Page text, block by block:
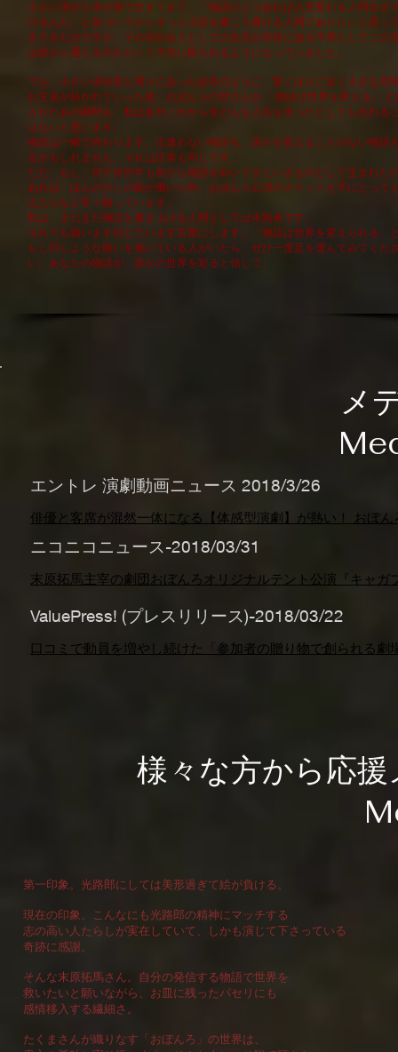
小さい頃から本の側で生きてきて、「物語ひとつあれば人生変わる人間生き
けるんだ」と気づいてからずっと小説を書こう書ける人間でありたいと思っ
きてきたのですが、その頃社会人としての生活が目前に迫る中果たしてこの
は誰かに通じるのかという不安に駆られるようになっていました。
でも、小さい頃自然と周りにあった絵本のように、驚くほどに近く小さな空
お芝居が紡がれていった後、おぼんろの皆さんが 「物語は世界を変える」 と
されたあの瞬間を、私は多分これから先どんな人生を送ったとしても忘れる
はないと思います。
物語は一瞬で終わります。出逢わない物語も、誰かを変えることのない物語
るかもしれません。それは読者も同じです。
ただ、もし、何千何百年も前から物語を紡いできたいきものとして生まれた
あれば、ほんの少しの勘が働いた時、おぼんろ公演のチケットを手にとって
えたらなと常々願っています。
私は、まだまだ物語を書き上げる人間としては未熟者です。
それでも願います信じています言葉にします。「物語は世界を変えられる」
もし同じような願いを抱いている人がいたら、ぜひ一度足を運んでみてくだ
い。あなたの物語が、誰かの世界を彩ると信じて。
メ
エントレ 演劇動画ニュース 2018/3/26
俳優と客席が混然一体になる【体感型演劇】が熱い！ おぼん
ニコニコニュース-2018/03/31
末原拓馬主宰の劇団おぼんろオリジナルテント公演『キャガ
ValuePress! (プレスリリース)-2018/03/22
口コミで動員を増やし続けた「参加者の贈り物で創られる劇
様々な方から応
第一印象。光路郎にしては美形過ぎて絵が負ける。
現在の印象。こんなにも光路郎の精神にマッチする
志の高い人たらしが実在していて、しかも演じて下さっている
奇跡に感謝。
そんな末原拓馬さん。自分の発信する物語で世界を
救いたいと願いながら、お皿に残ったパセリにも
感情移入する繊細さ。
たくまさんが織りなす「おぼんろ」の世界は、